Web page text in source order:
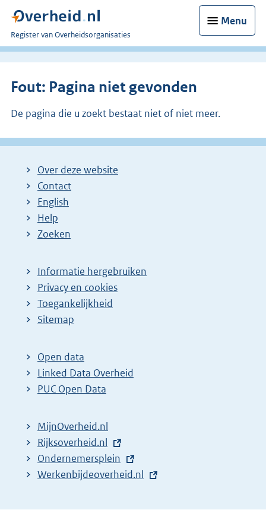
Menu
U
bent
Register van Overheidsorganisaties
Fout: Pagina niet gevonden
De pagina die u zoekt bestaat niet of niet meer.
Over deze website
Contact
English
Help
Zoeken
Informatie hergebruiken
Privacy en cookies
Toegankelijkheid
Sitemap
Open data
Linked Data Overheid
PUC Open Data
MijnOverheid.nl
E
x
t
r
Rijksoverheid.nl
E
x
e
Ondernemersplein
E
t
Werkenbijdeoverheid.nl